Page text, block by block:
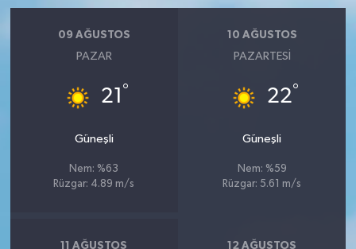
09 AĞUSTOS
PAZAR
21 °
Güneşli
Nem: %63
Rüzgar: 4.89 m/s
10 AĞUSTOS
PAZARTESI
22°
Güneşli
Nem: %59
Rüzgar: 5.61 m/s
11 AĞUSTOS 12 AĞUSTOS